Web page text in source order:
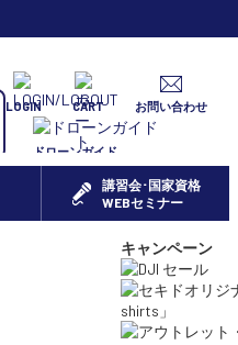
LOGIN CART お問い合わせ
ドローンガイド
講習会･国家資格
WEBセミナー
キャンペーン